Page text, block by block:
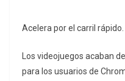
Acelera por el carril rápido.
Los videojuegos acaban
para los usuarios de